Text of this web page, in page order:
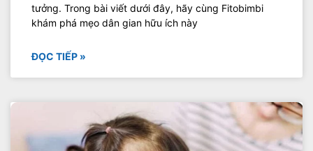
tưởng. Trong bài viết dưới đây, hãy cùng Fitobimbi
khám phá mẹo dân gian hữu ích này
ĐỌC TIẾP »